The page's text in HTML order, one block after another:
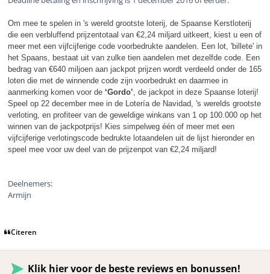
Om mee te spelen in 's wereld grootste loterij, de Spaanse Kerstloterij
die een verbluffend prijzentotaal van €2,24 miljard uitkeert, kiest u een of
meer met een vijfcijferige code voorbedrukte aandelen. Een lot, 'billete' in
het Spaans, bestaat uit van zulke tien aandelen met dezelfde code. Een
bedrag van €640 miljoen aan jackpot prijzen wordt verdeeld onder de 165
loten die met de winnende code zijn voorbedrukt en daarmee in
aanmerking komen voor de ‘Gordo’, de jackpot in deze Spaanse loterij!
Speel op 22 december mee in de Lotería de Navidad, 's werelds grootste
verloting, en profiteer van de geweldige winkans van 1 op 100.000 op het
winnen van de jackpotprijs! Kies simpelweg één of meer met een
vijfcijferige verlotingscode bedrukte lotaandelen uit de lijst hieronder en
speel mee voor uw deel van de prijzenpot van €2,24 miljard!
Deelnemers:
Armijn
Citeren
Klik hier voor de beste reviews en bonussen!